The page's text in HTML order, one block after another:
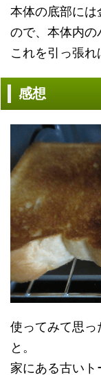
本体の底部には
ので、本体内の
これを引っ張れ
感想
使ってみて思っ
と。
家にある古い